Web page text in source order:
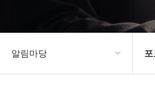
알림마당